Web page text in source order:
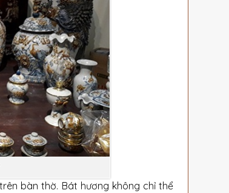
bàn thờ. Bát hương không chỉ thể